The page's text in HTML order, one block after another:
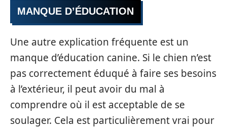
MANQUE D’ÉDUCATION
Une autre explication fréquente est un
manque d’éducation canine. Si le chien n’est
pas correctement éduqué à faire ses besoins
à l’extérieur, il peut avoir du mal à
comprendre où il est acceptable de se
soulager. Cela est particulièrement vrai pour